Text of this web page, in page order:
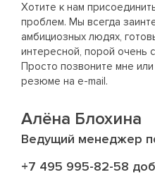
Хотите к нам
проблем. Мы всегда
амбициозных людях,
интересной, порой очень
Просто позвоните мне
резюме на e-mail.
Алёна Блохина
Ведущий менеджер
+7 495 995-82-58